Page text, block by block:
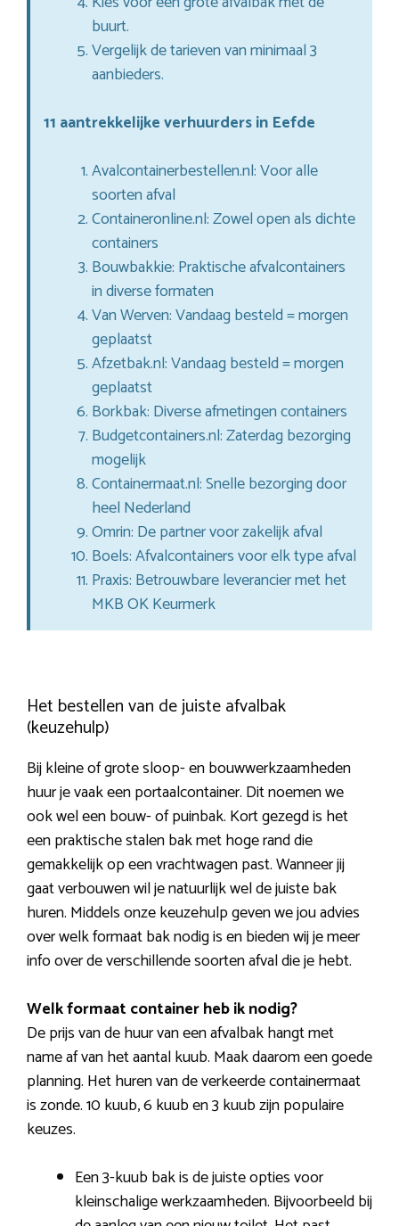
buurt.
Vergelijk de tarieven van minimaal 3
aanbieders.
11 aantrekkelijke verhuurders in Eefde
Avalcontainerbestellen.nl: Voor alle
soorten afval
Containeronline.nl: Zowel open als dichte
containers
Bouwbakkie: Praktische afvalcontainers
in diverse formaten
Van Werven: Vandaag besteld = morgen
geplaatst
Afzetbak.nl: Vandaag besteld = morgen
geplaatst
Borkbak: Diverse afmetingen containers
Budgetcontainers.nl: Zaterdag bezorging
mogelijk
Containermaat.nl: Snelle bezorging door
heel Nederland
Omrin: De partner voor zakelijk afval
Boels: Afvalcontainers voor elk type afval
Praxis: Betrouwbare leverancier met het
MKB OK Keurmerk
Het bestellen van de juiste afvalbak
(keuzehulp)
Bij kleine of grote sloop- en bouwwerkzaamheden
huur je vaak een portaalcontainer. Dit noemen we
ook wel een bouw- of puinbak. Kort gezegd is het
een praktische stalen bak met hoge rand die
gemakkelijk op een vrachtwagen past. Wanneer jij
gaat verbouwen wil je natuurlijk wel de juiste bak
huren. Middels onze keuzehulp geven we jou advies
over welk formaat bak nodig is en bieden wij je meer
info over de verschillende soorten afval die je hebt.
Welk formaat container heb ik nodig?
De prijs van de huur van een afvalbak hangt met
name af van het aantal kuub. Maak daarom een goede
planning. Het huren van de verkeerde containermaat
is zonde. 10 kuub, 6 kuub en 3 kuub zijn populaire
keuzes.
Een 3-kuub bak is de juiste opties voor
kleinschalige werkzaamheden. Bijvoorbeeld bij